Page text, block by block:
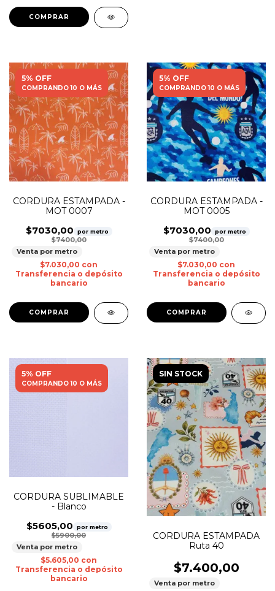
5% OFF
COMPRANDO 10 O MÁS
CORDURA ESTAMPADA -
MOT 0007
$7030,00 por metro
$7400,00
Venta por metro
$7.030,00 con
Transferencia o depósito
bancario
5% OFF
COMPRANDO 10 O MÁS
CORDURA ESTAMPADA -
MOT 0005
$7030,00 por metro
$7400,00
Venta por metro
$7.030,00 con
Transferencia o depósito
bancario
5% OFF
COMPRANDO 10 O MÁS
CORDURA SUBLIMABLE
- Blanco
$5605,00 por metro
$5900,00
Venta por metro
$5.605,00 con
Transferencia o depósito
bancario
SIN STOCK
CORDURA ESTAMPADA
Ruta 40
$7.400,00
Venta por metro